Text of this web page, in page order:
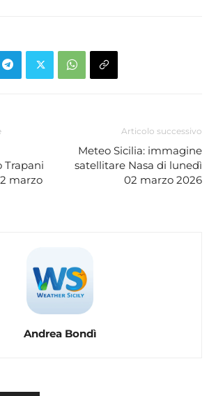
Trapani
marzo
Articolo successivo
Meteo Sicilia: immagine
satellitare Nasa di lunedì
02 marzo 2026
Andrea Bondì